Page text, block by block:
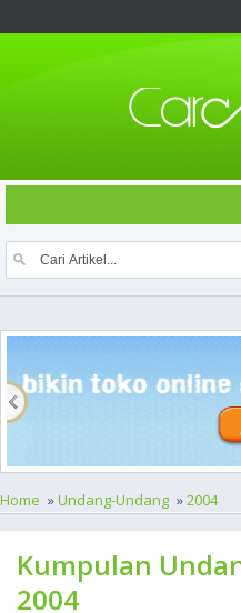
Home »Undang-Undang »2004
Kumpulan
2004